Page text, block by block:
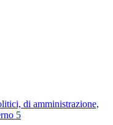
di amministrazione,
5